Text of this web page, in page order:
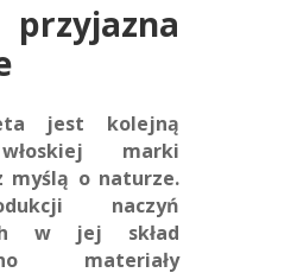
jest kolejną
marki
myślą o naturze.
naczyń
w jej skład
materiały